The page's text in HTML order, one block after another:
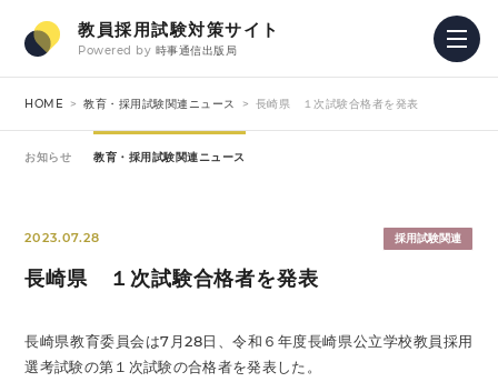
教員採用試験対策サイト
Powered by 時事通信出版局
HOME 教育・採用試験関連ニュース 長崎県 １次試験合格者を発表
お知らせ 教育・採用試験関連ニュース
2023.07.28 採用試験関連
長崎県 １次試験合格者を発表
長崎県教育委員会は7月28日、令和６年度長崎県公立学校教員採用
選考試験の第１次試験の合格者を発表した。